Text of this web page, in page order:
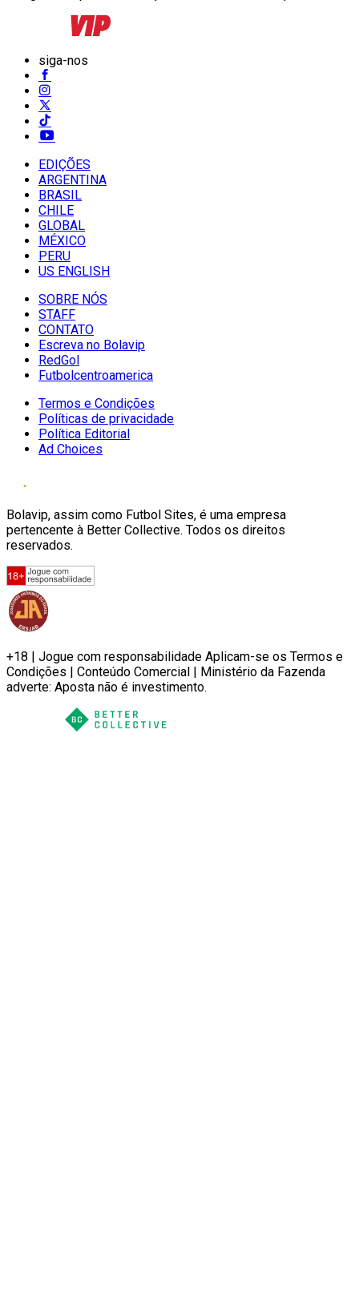
siga-nos
EDIÇÕES
ARGENTINA
BRASIL
CHILE
GLOBAL
MÉXICO
PERU
US ENGLISH
SOBRE NÓS
STAFF
CONTATO
Escreva no Bolavip
RedGol
Futbolcentroamerica
Termos e Condições
Políticas de privacidade
Política Editorial
Ad Choices
Bolavip, assim como Futbol Sites, é uma empresa
pertencente à Better Collective. Todos os direitos
reservados.
+18 | Jogue com responsabilidade Aplicam-se os Termos e
Condições | Conteúdo Comercial | Ministério da Fazenda
adverte: Aposta não é investimento.